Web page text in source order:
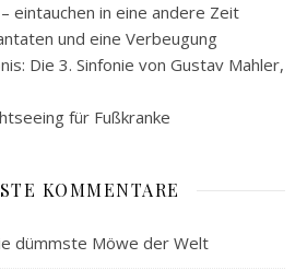
eintauchen in eine andere Zeit
und eine Verbeugung
Die 3. Sinfonie von Gustav Mahler,
für Fußkranke
KOMMENTARE
dümmste Möwe der Welt